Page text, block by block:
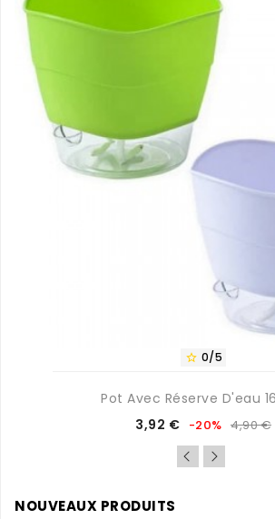
 0/5
Pot Avec Réserve D'eau
Prix
3,92 € Prix
de
base
-20% 4,90 €
NOUVEAUX PRODUITS